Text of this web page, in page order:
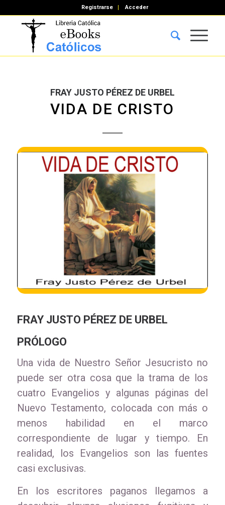
Registrarse Acceder
FRAY JUSTO PÉREZ DE URBEL
VIDA DE CRISTO
FRAY JUSTO PÉREZ DE URBEL
PRÓLOGO
Una vida de Nuestro Señor Jesucristo no
puede ser otra cosa que la trama de los
cuatro Evangelios y algunas páginas del
Nuevo Testamento, colocada con más o
menos habilidad en el marco
correspondiente de lugar y tiempo. En
realidad, los Evangelios son las fuentes
casi exclusivas.
En los escritores paganos llegamos a